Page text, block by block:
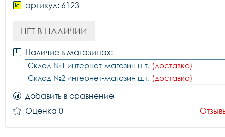
артикул: 6123
НЕТ В НАЛИЧИИ
Наличие в магазинах:
Склад №1 интернет-магазин шт. (доставка)
Склад №2 интернет-магазин шт. (доставка)
добавить в сравнение
Оценка 0